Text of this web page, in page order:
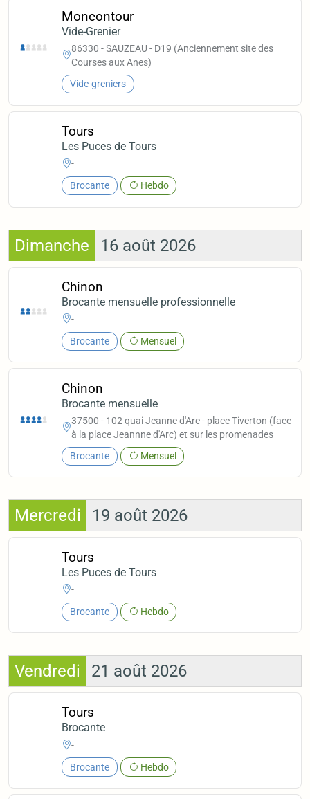
Moncontour
Vide-Grenier
86330 - SAUZEAU - D19 (Anciennement site des
Courses aux Anes)
Vide-greniers
Tours
Les Puces de Tours
-
Brocante Hebdo
Dimanche 16 août 2026
Chinon
Brocante mensuelle professionnelle
-
Brocante Mensuel
Chinon
Brocante mensuelle
37500 - 102 quai Jeanne d'Arc - place Tiverton (face
à la place Jeannne d'Arc) et sur les promenades
Brocante Mensuel
Mercredi 19 août 2026
Tours
Les Puces de Tours
-
Brocante Hebdo
Vendredi 21 août 2026
Tours
Brocante
-
Brocante Hebdo